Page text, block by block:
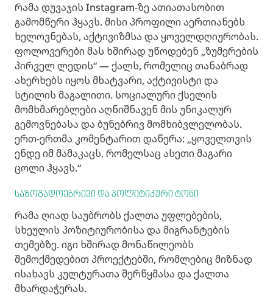
რამა დუვაჯის Instagram-ზე ათიათასობით
გამომწერი ჰყავს. მისი პროფილი აერთიანებს
ხელოვნებას, აქტივიზმსა და ყოველდღიურობას.
ფოლოვერები მას ხშირად უწოდებენ „ზუმერების
პირველ ლედის“ — ქალს, რომელიც თანაბრად
ახერხებს იყოს მხატვარი, აქტივისტი და
სტილის მაგალითი. სოციალური ქსელის
მომხმარებლები აღნიშნავენ მის უნიკალურ
გემოვნებასა და ბუნებრივ მომხიბვლელობას.
ერთ-ერთმა კომენტარით დაწერა: „ყოველთვის
ენდე იმ მამაკაცს, რომელსაც ასეთი მაგარი
ცოლი ჰყავს.“
საზოგადოებრივი და პოლიტიკური ტონი
რამა ღიად საუბრობს ქალთა უფლებების,
სხეულის პოზიტიურობისა და მიგრანტების
თემებზე. იგი ხშირად მონაწილეობს
შემოქმედებით პროექტებში, რომლებიც მიზნად
ისახავს კულტურათა შერწყმასა და ქალთა
მხარდაჭერას.